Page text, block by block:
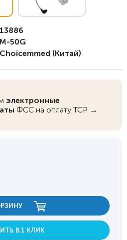
13886
M-50G
Choicemmed (Китай)
электронные
ФСС на оплату ТСР →
В 1 КЛИК